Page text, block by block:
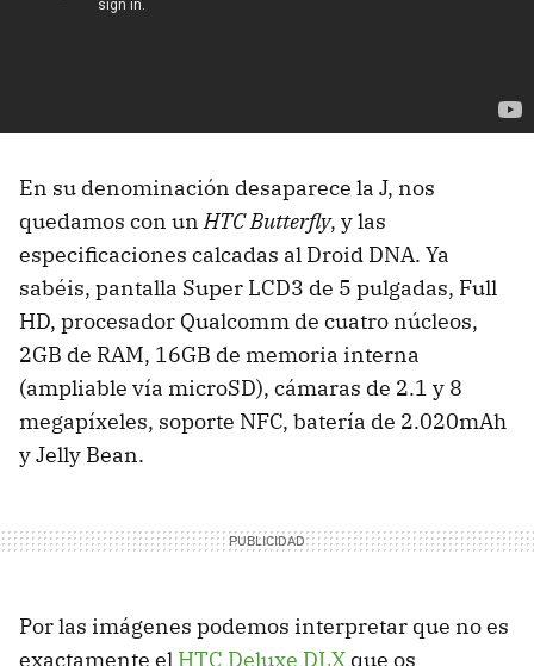
En su denominación desaparece la J, nos
quedamos con unHTC Butterfly, y las
especificaciones calcadas al Droid DNA. Ya
sabéis, pantalla Super LCD3 de 5 pulgadas, Full
HD, procesador Qualcomm de cuatro núcleos,
2GB de RAM, 16GB de memoria interna
(ampliable vía microSD), cámaras de 2.1 y 8
megapíxeles, soporte NFC, batería de 2.020mAh
y Jelly Bean.
Por las imágenes podemos interpretar que no es
exactamente el HTC Deluxe DLX que os